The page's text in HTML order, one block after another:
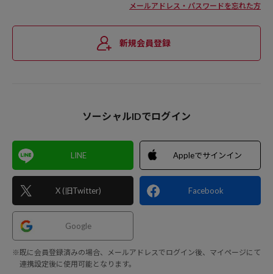
メールアドレス・パスワードを忘れた方
新規会員登録
ソーシャルIDでログイン
LINE
X (旧Twitter)
Appleでサインイン
Facebook
Google
※既に会員登録済みの場合、メールアドレスでログイン後、マイページにて
連携設定後に使用可能となります。